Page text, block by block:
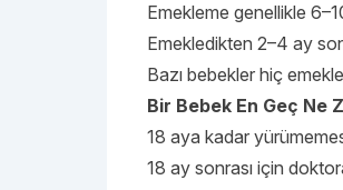
Emekleme genellikle
Emekledikten 2–4 ay
Bazı bebekler hiç
Bir Bebek En Geç Ne
18 aya kadar
18 ay sonrası için